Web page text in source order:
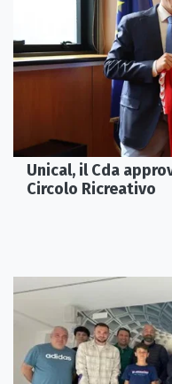
Unical, il Cda
Circolo Ricreativo